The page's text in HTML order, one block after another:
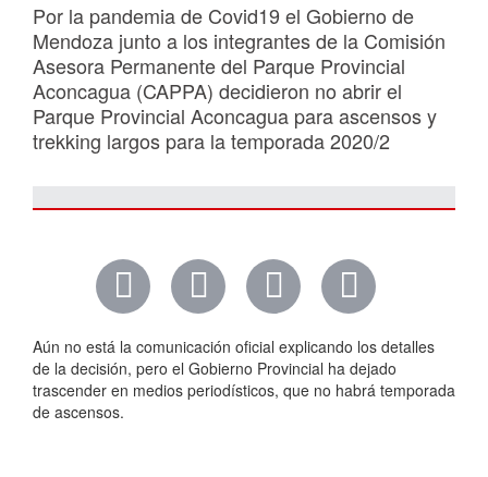
Por la pandemia de Covid19 el Gobierno de
Mendoza junto a los integrantes de la Comisión
Asesora Permanente del Parque Provincial
Aconcagua (CAPPA) decidieron no abrir el
Parque Provincial Aconcagua para ascensos y
trekking largos para la temporada 2020/2
Aún no está la comunicación oficial explicando los detalles
de la decisión, pero el Gobierno Provincial ha dejado
trascender en medios periodísticos, que no habrá temporada
de ascensos.